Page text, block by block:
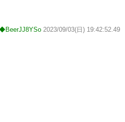
2023/09/03(日) 19:42:52.49